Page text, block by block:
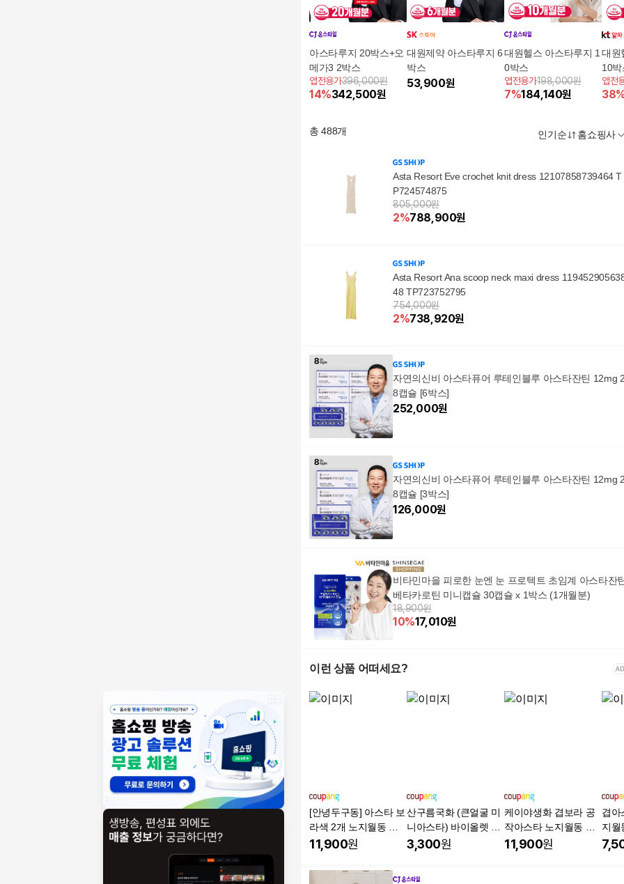
아스타루지 20박스+오
메가3 2박스
앱전용가396,000원
14%342,500원
대원제약 아스타루지 6
박스
53,900원
대원헬스 아스타루지 1
0박스
앱전용가198,000원
7%184,140원
대원
10박
앱전
38
총488개 인기순 홈쇼핑사
Asta Resort Eve crochet knit dress 12107858739464 T
P724574875
805,000원
2%788,900원
Asta Resort Ana scoop neck maxi dress
48 TP723752795
754,000원
2%738,920원
자연의신비 아스타퓨어 루테인블루 아스타잔틴 12mg 2
8캡슐 [6박스]
252,000원
자연의신비 아스타퓨어 루테인블루 아스타잔틴 12mg 2
8캡슐 [3박스]
126,000원
비타민마을 피로한 눈엔 눈 프로텍트 초임계 아스타잔
베타카로틴 미니캡슐 30캡슐 x 1박스 (1개월분)
18,900원
10%17,010원
이런 상품 어떠세요?
[안녕두구동] 아스타 보
라색 2개 노지월동 가
을국화
11,900원
산구름국화 (큰얼굴 미
니아스타) 바이올렛 씨
앗 20립 소포장, 1개
3,300원
케이야생화 겹보라 공
작아스타 노지월동 다
년초 소품 숙근아스타
11,900원
겹아
지월
물